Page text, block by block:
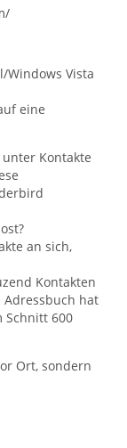
Windows Vista
eine
Kontakte
an sich,
Kontakten
Adressbuch hat
Schnitt 600
Ort, sondern